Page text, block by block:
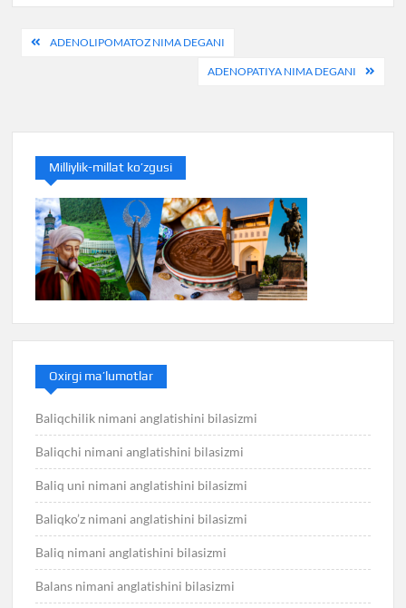
PostADENOLIPOMATOZ NIMA DEGANI
ADENOPATIYA NIMA DEGANI
Milliylik-millat ko’zgusi
Oxirgi ma’lumotlar
Baliqchilik nimani anglatishini bilasizmi
Baliqchi nimani anglatishini bilasizmi
Baliq uni nimani anglatishini bilasizmi
Baliqko’z nimani anglatishini bilasizmi
Baliq nimani anglatishini bilasizmi
Balans nimani anglatishini bilasizmi